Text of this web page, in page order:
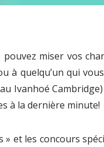
miser vos
à quelqu’un qui
Ivanhoé
à la dernière minute!
et les concours